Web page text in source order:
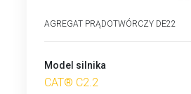
AGREGAT PRĄDOTWÓRCZY DE22
Model silnika
CAT® C2.2